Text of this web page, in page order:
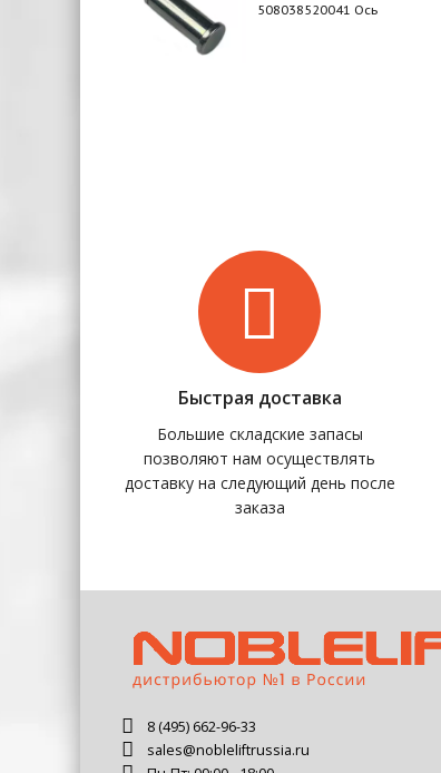
508038520041 Ось
Быстрая доставка
Большие складские запасы
позволяют нам осуществлять
доставку на следующий день после
заказа
8 (495) 662-96-33
sales@nobleliftrussia.ru